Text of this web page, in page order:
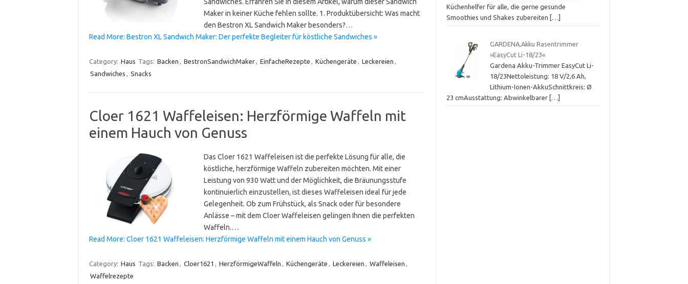
Maker in keiner Küche fehlen sollte. 1. Produktübersicht: Was macht
den Bestron XL Sandwich Maker besonders?…
Read More: Bestron XL Sandwich Maker: Der perfekte Begleiter für köstliche Sandwiches »
Category: Haus Tags: Backen , BestronSandwichMaker, EinfacheRezepte , Küchengeräte , Leckereien ,
Sandwiches , Snacks
Cloer 1621 Waffeleisen: Herzförmige Waffeln mit
einem Hauch von Genuss
Das Cloer 1621 Waffeleisen ist die perfekte Lösung für alle, die
köstliche, herzförmige Waffeln zubereiten möchten. Mit einer
Leistung von 930 Watt und der Möglichkeit, die Bräunungsstufe
kontinuierlich einzustellen, ist dieses Waffeleisen ideal für jede
Gelegenheit. Ob zum Frühstück, als Snack oder für besondere
Anlässe – mit dem Cloer Waffeleisen gelingen Ihnen die perfekten
Waffeln.…
Read More: Cloer 1621 Waffeleisen: Herzförmige Waffeln mit einem Hauch von Genuss »
Category: Haus Tags: Backen , Cloer1621 , HerzförmigeWaffeln , Küchengeräte , Leckereien , Waffeleisen ,
Waffelrezepte
Küchenhelfer für alle, die gerne gesunde
Smoothies und Shakes zubereiten
[…]
GARDENA,Akku Rasentrimmer
»EasyCut Li-18/23«
Gardena Akku-Trimmer EasyCut Li-
18/23Nettoleistung: 18 V/2,6 Ah,
Lithium-Ionen-AkkuSchnittkreis: Ø
23 cmAusstattung: Abwinkelbarer […]